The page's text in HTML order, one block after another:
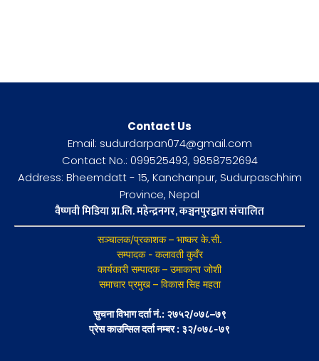
Contact Us
Email: sudurdarpan074@gmail.com
Contact No.: 099525493, 9858752694
Address: Bheemdatt - 15, Kanchanpur, Sudurpaschhim
Province, Nepal
वैष्णवी मिडिया प्रा.लि. महेन्द्रनगर, कञ्चनपुरद्वारा संचालित
सञ्चालक/प्रकाशक – भाष्कर के.सी.
सम्पादक - कलावती कुवँर
कार्यकारी सम्पादक – उमाकान्त जोशी
समाचार प्रमुख – विकास सिह महता
सुचना विभाग दर्ता नं.: २७५२/०७८–७९
प्रेस काउन्सिल दर्ता नम्बर : ३२/०७८-७९